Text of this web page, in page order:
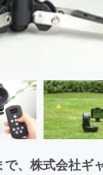
で、株式会社